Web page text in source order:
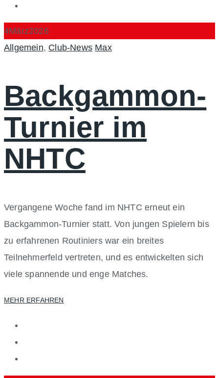
4März2026
Categories
Allgemein, Club-News Author
Max
Backgammon-
Turnier im
NHTC
Vergangene Woche fand im NHTC erneut ein
Backgammon-Turnier statt. Von jungen Spielern bis
zu erfahrenen Routiniers war ein breites
Teilnehmerfeld vertreten, und es entwickelten sich
viele spannende und enge Matches.
MEHR ERFAHREN